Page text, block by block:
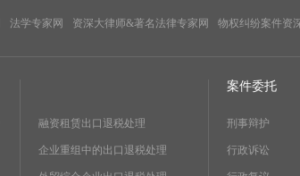
法学专家网 资深大律师&著名法律专家网 物权纠纷案件资
融资租赁出口退税处理
企业重组中的出口退税处理
案件委托
刑事辩护
行政诉讼